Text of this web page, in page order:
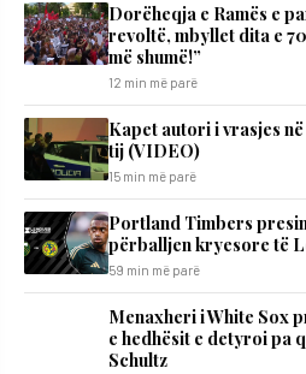
Dorëheqja e Ramës e
revoltë, mbyllet dita e
më shumë!”
12 min më parë
Kapet autori i vrasjes
tij (VIDEO)
15 min më parë
Portland Timbers
përballjen kryesore të
59 min më parë
Menaxheri i White Sox
e hedhësit e detyroi pa
Schultz